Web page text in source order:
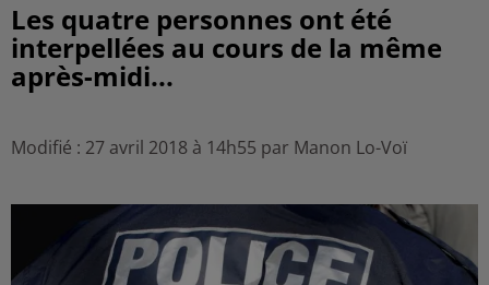
Les quatre personnes ont été
interpellées au cours de la même
après-midi...
Modifié : 27 avril 2018 à 14h55 par Manon Lo-Voï